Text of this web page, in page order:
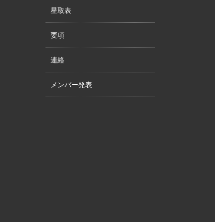
星取表
要項
連絡
メンバー発表